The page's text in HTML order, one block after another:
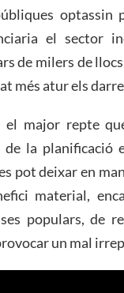
optassin
el sector
de milers de
més atur els
major repte
la planificació
pot deixar en
material,
populars, de
un mal